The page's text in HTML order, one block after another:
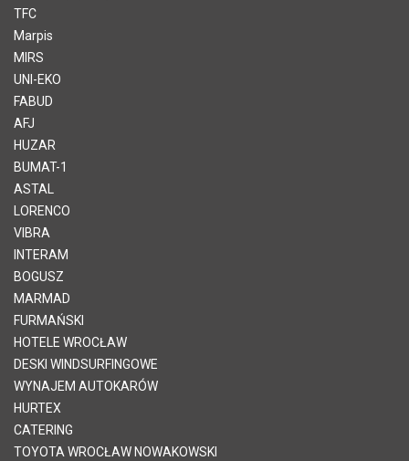
TFC
Marpis
MIRS
UNI-EKO
FABUD
AFJ
HUZAR
BUMAT-1
ASTAL
LORENCO
VIBRA
INTERAM
BOGUSZ
MARMAD
FURMAŃSKI
HOTELE WROCŁAW
DESKI WINDSURFINGOWE
WYNAJEM AUTOKARÓW
HURTEX
CATERING
TOYOTA WROCŁAW NOWAKOWSKI